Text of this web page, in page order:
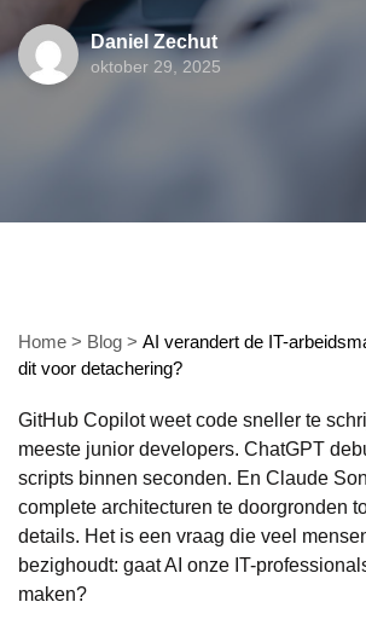
Daniel Zechut
oktober 29, 2025
Home > Blog > AI verandert de IT-
dit voor detachering?
GitHub Copilot weet code sneller te
meeste junior developers. ChatGPT
scripts binnen seconden. En Claude
complete architecturen te doorgronden
details. Het is een vraag die veel
bezighoudt: gaat AI onze IT-
maken?